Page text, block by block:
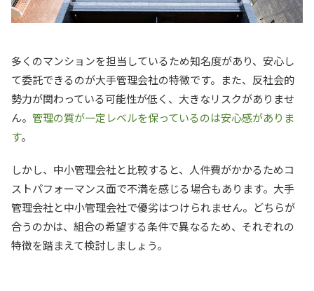
多くのマンションを担当しているため知名度があり、安心し
て委託できるのが大手管理会社の特徴です。また、反社会的
勢力が関わっている可能性が低く、大きなリスクがありませ
ん。 管理の質が一定レベルを保っているのは安心感がありま
す。
しかし、中小管理会社と比較すると、人件費がかかるためコ
ストパフォーマンス面で不満を感じる場合もあります。大手
管理会社と中小管理会社で優劣はつけられません。どちらが
合うのかは、組合の希望する条件で異なるため、それぞれの
特徴を踏まえて検討しましょう。